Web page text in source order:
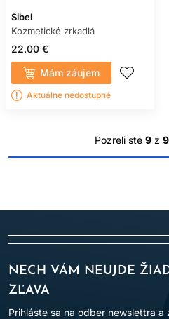
Sibel
Kozmetické zrkadlá
22.00 €
Mám záujem
Aktuálne nedostupné
Pozreli ste 9 z 9
NECH VÁM NEUJDE
ZĽAVA
Prihláste sa na odber newslettra a